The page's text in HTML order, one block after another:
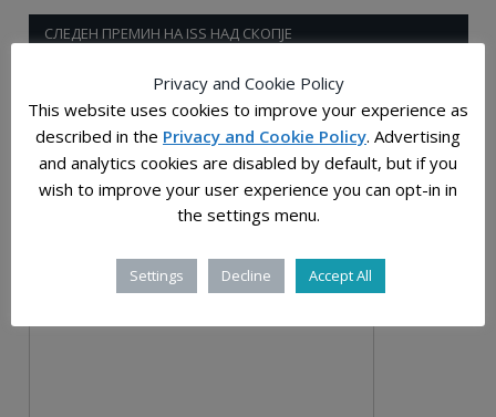
СЛЕДЕН ПРЕМИН НА ISS НАД СКОПЈЕ
Privacy and Cookie Policy
This website uses cookies to improve your experience as
described in the Privacy and Cookie Policy. Advertising
and analytics cookies are disabled by default, but if you
wish to improve your user experience you can opt-in in
the settings menu.
Settings Decline Accept All